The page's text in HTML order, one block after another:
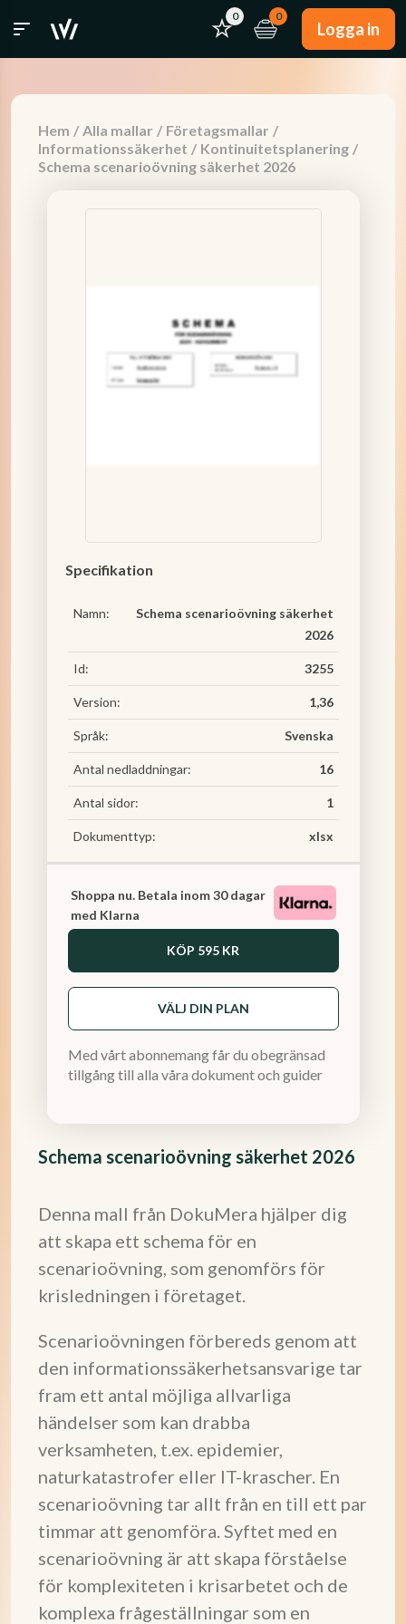
0 0
Logga in
Hem / Alla mallar / Företagsmallar /
Informationssäkerhet / Kontinuitetsplanering /
Schema scenarioövning säkerhet 2026
Schema scenarioövning säkerhet 2026
Denna mall från DokuMera hjälper dig
att skapa ett schema för en
scenarioövning, som genomförs för
krisledningen i företaget.
Scenarioövningen förbereds genom att
den informationssäkerhetsansvarige tar
fram ett antal möjliga allvarliga
händelser som kan drabba
verksamheten, t.ex. epidemier,
naturkatastrofer eller IT-krascher. En
scenarioövning tar allt från en till ett par
timmar att genomföra. Syftet med en
scenarioövning är att skapa förståelse
för komplexiteten i krisarbetet och de
komplexa frågeställningar som en
Specifikation
Namn:
Schema scenarioövning säkerhet
2026
Id: 3255
Version: 1,36
Språk: Svenska
Antal nedladdningar: 16
Antal sidor: 1
Dokumenttyp: xlsx
Shoppa nu. Betala inom 30 dagar
med Klarna
KÖP 595 KR
VÄLJ DIN PLAN
Med vårt abonnemang får du obegränsad
tillgång till alla våra dokument och guider